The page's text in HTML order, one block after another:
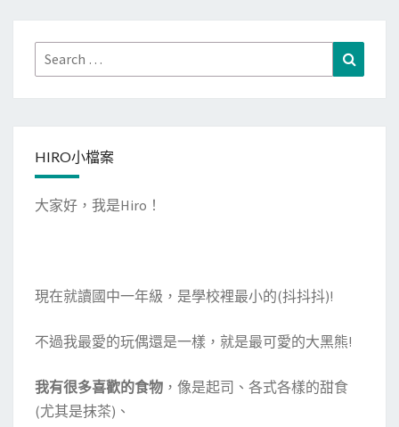
Search
for:
HIRO小檔案
大家好，我是Hiro！
現在就讀國中一年級，是學校裡最小的(抖抖抖)!
不過我最愛的玩偶還是一樣，就是最可愛的大黑熊!
我有很多喜歡的食物 ，像是起司、各式各樣的甜食
(尤其是抹茶)、